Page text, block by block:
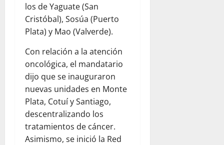
los de Yaguate (San
Cristóbal), Sosúa (Puerto
Plata) y Mao (Valverde).
Con relación a la atención
oncológica, el mandatario
dijo que se inauguraron
nuevas unidades en Monte
Plata, Cotuí y Santiago,
descentralizando los
tratamientos de cáncer.
Asimismo, se inició la Red